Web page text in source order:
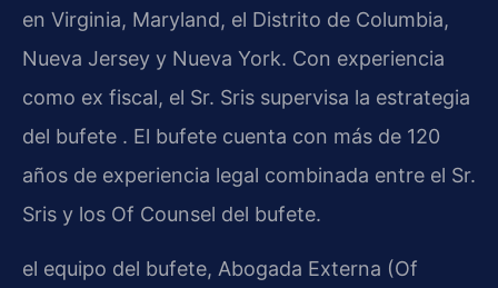
en Virginia, Maryland, el Distrito de Columbia,
Nueva Jersey y Nueva York. Con experiencia
como ex fiscal, el Sr. Sris supervisa la estrategia
del bufete . El bufete cuenta con más de 120
años de experiencia legal combinada entre el Sr.
Sris y los Of Counsel del bufete.
el equipo del bufete, Abogada Externa (Of